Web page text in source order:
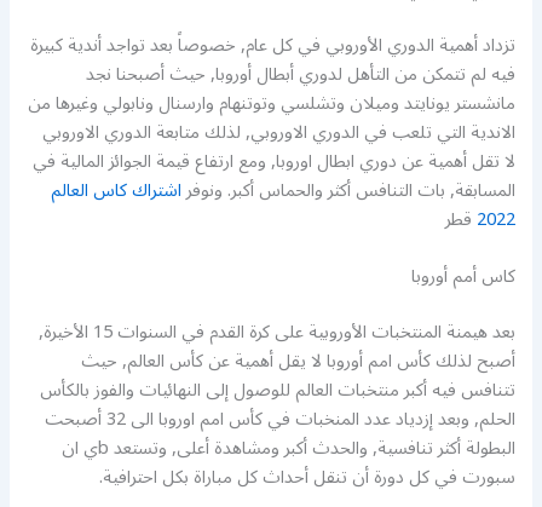
تزداد أهمية الدوري الأوروبي في كل عام, خصوصاً بعد تواجد أندية كبيرة
فيه لم تتمكن من التأهل لدوري أبطال أوروبا, حيث أصبحنا نجد
مانشستر يونايتد وميلان وتشلسي وتوتنهام وارسنال ونابولي وغيرها من
الاندية التي تلعب في الدوري الاوروبي, لذلك متابعة الدوري الاوروبي
لا تقل أهمية عن دوري ابطال اوروبا, ومع ارتفاع قيمة الجوائز المالية في
المسابقة, بات التنافس أكثر والحماس أكبر. ونوفراشتراك كاس العالم
2022قطر
كاس أمم أوروبا
بعد هيمنة المنتخبات الأوروبية على كرة القدم في السنوات 15 الأخيرة,
أصبح لذلك كأس امم أوروبا لا يقل أهمية عن كأس العالم, حيث
تتنافس فيه أكبر منتخبات العالم للوصول إلى النهائيات والفوز بالكأس
الحلم, وبعد إزدياد عدد المنخبات في كأس امم اوروبا الى 32 أصبحت
البطولة أكثر تنافسية, والحدث أكبر ومشاهدة أعلى, وتستعد bي ان
سبورت في كل دورة أن تنقل أحداث كل مباراة بكل احترافية.